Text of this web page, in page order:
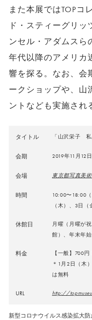
また本展ではTOPコ
ド・スティーグリ
ンセル・アダムスら
年代以降のアメリカ
響を探る。なお、会
ークショップや、山
ントなども実施され
タイトル 「山沢栄子 私
会期 2019年11月12
会場 東京都写真美
時間
10:00〜18:00
（木）、3日
休館日
月曜（月曜が
館）、年末年
料金
【一般】700
＊1月2日（木
は無料
URL http://
新型コロナウイルス感染拡大